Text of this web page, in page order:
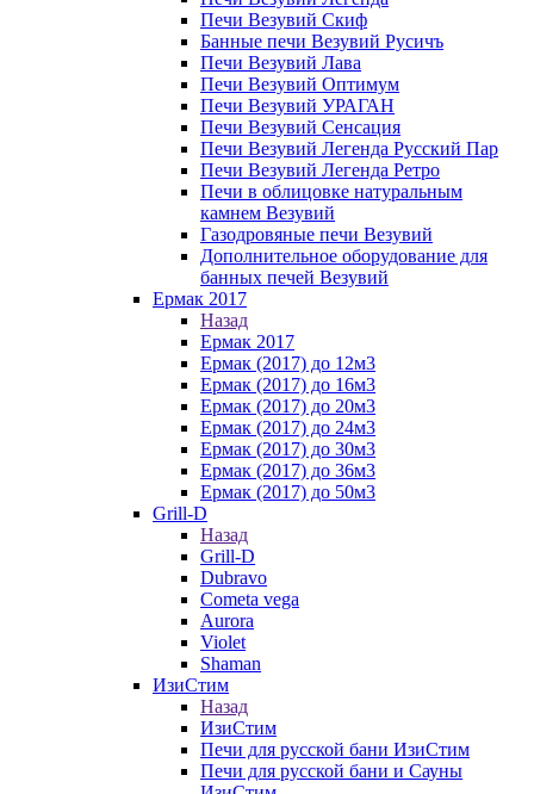
Печи Везувий Скиф
Банные печи Везувий Русичъ
Печи Везувий Лава
Печи Везувий Оптимум
Печи Везувий УРАГАН
Печи Везувий Сенсация
Печи Везувий Легенда Русский Пар
Печи Везувий Легенда Ретро
Печи в облицовке натуральным
камнем Везувий
Газодровяные печи Везувий
Дополнительное оборудование для
банных печей Везувий
Ермак 2017
Назад
Ермак 2017
Ермак (2017) до 12м3
Ермак (2017) до 16м3
Ермак (2017) до 20м3
Ермак (2017) до 24м3
Ермак (2017) до 30м3
Ермак (2017) до 36м3
Ермак (2017) до 50м3
Grill-D
Назад
Grill-D
Dubravo
Cometa vega
Aurora
Violet
Shaman
ИзиСтим
Назад
ИзиСтим
Печи для русской бани ИзиСтим
Печи для русской бани и Сауны